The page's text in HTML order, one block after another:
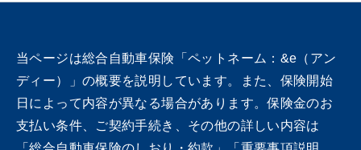
当ページは総合自動車保険「ペットネーム：&e（アン
ディー）」の概要を説明しています。また、保険開始
日によって内容が異なる場合があります。保険金のお
支払い条件、ご契約手続き、その他の詳しい内容は